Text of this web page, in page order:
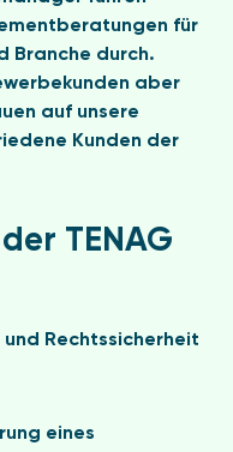
für
Branche durch.
aber
auf unsere
Kunden der
TENAG
Rechtssicherheit
eines